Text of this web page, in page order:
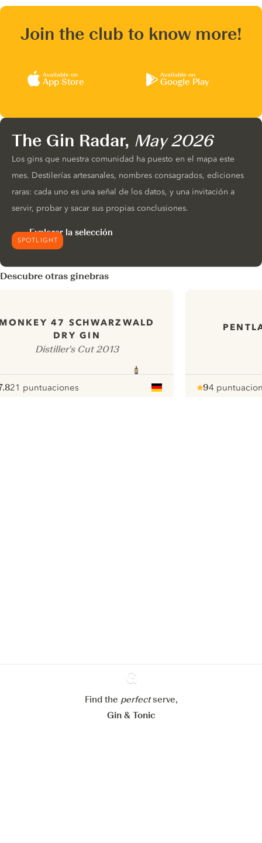
Join the club to know more!
Available on
App Store
Available on
Google Play
SPOTLIGHT
The Gin Radar, May 2026
Los gins que nuestra comunidad ha puesto en el mapa este
mes. Destilerías artesanales, nombres consagrados, ediciones
raras: cada uno es una señal de los datos, y una invitación a
servir, probar y sacar sus propias conclusiones.
Explorar la selección
Descubre otras ginebras
47 SCHWARZWALD
DRY GIN
Distiller's Cut 2013
pour
21 puntuaciones
Note :
9
pour
4
Ginventory
Find the perfectserve,
Gin & Tonic
Paramétrer mes cookies
Refuser tout Accepter tout